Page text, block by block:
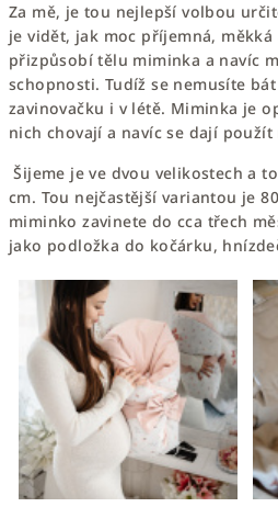
Za mě, je tou nejlepší volbou
je vidět, jak moc příjemná,
přizpůsobí tělu miminka a navíc
schopnosti. Tudíž se nemusíte
zavinovačku i v létě. Miminka je
nich chovají a navíc se dají
Šijeme je ve dvou velikostech a
cm. Tou nejčastější variantou je
miminko zavinete do cca třech
jako podložka do kočárku,